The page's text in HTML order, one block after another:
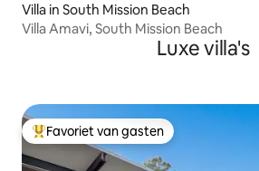
Villa in South Mission Beach
Villa Amavi, South Mission Beach
Luxe villa's
Topfavoriet van gasten
Favoriet van gasten